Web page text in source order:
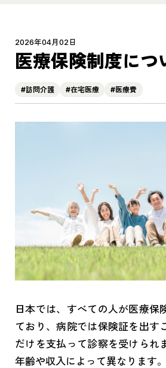
2026年04月02日
医療保険制度につ
#訪問介護 #在宅医療 #医療費
日本では、すべての人が医療保
ており、病院では保険証を出す
だけを支払って診察を受けられ
年齢や収入によって異なります。